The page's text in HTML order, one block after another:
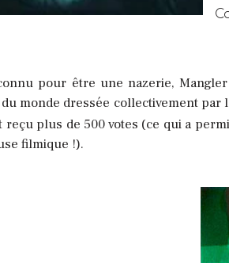
pour être une nazerie,
monde dressée collectivement
reçu plus de 500 votes (ce qui a
filmique !).